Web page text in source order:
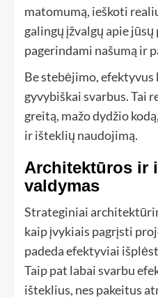
matomumą, ieškoti
galingų įžvalgų apie
pagerindami našumą ir
Be stebėjimo, efektyvus
gyvybiškai svarbus. Tai
greitą, mažo dydžio
ir išteklių naudojimą.
Architektūros ir
valdymas
Strateginiai
kaip įvykiais pagrįsti
padeda efektyviai
Taip pat labai svarbu
išteklius, nes pakeitus